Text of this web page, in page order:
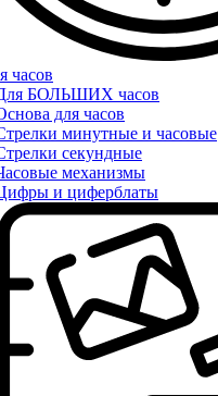
часов
БОЛЬШИХ часов
для часов
минутные и часовые
секундные
механизмы
и циферблаты